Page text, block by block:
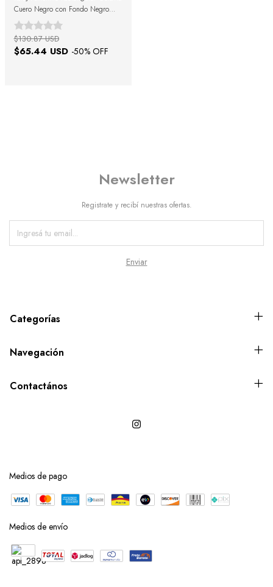
Cuero Negro con Fondo Negro
23mm
$65.44 USD -50% OFF
$130.87 USD
Newsletter
Registrate y recibí nuestras ofertas.
Categorías
Navegación
Contactános
Medios de pago
Medios de envío